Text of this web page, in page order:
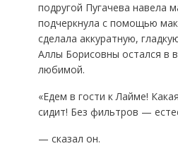
подругой Пугачева навела
подчеркнула с помощью
сделала аккуратную,
Аллы Борисовны остался в
любимой.
«Едем в гости к Лайме!
сидит! Без фильтров —
— сказал он.